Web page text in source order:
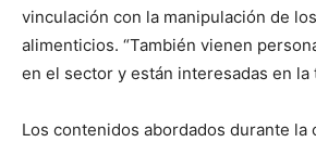
vinculación con la manipulación de
alimenticios. “También vienen
en el sector y están interesadas en la
Los contenidos abordados durante la